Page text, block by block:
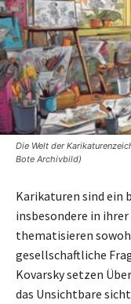
Die Welt der
Bote Archivbild)
Karikaturen sind ein
insbesondere in
thematisieren
gesellschaftliche
Kovarsky setzen
das Unsichtbare